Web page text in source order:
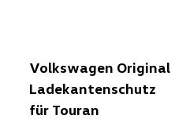
Volkswagen Original
Ladekantenschutz
für Touran